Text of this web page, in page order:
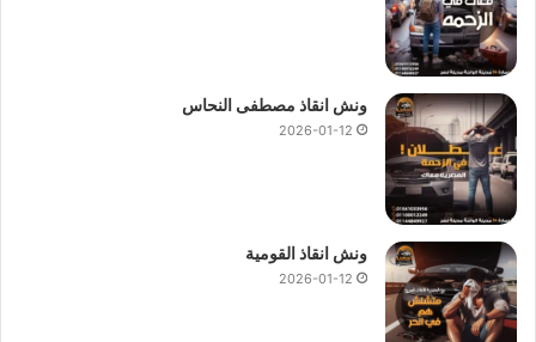
ونش انقاذ مصطفى النحاس
2026-01-12
ونش انقاذ القومية
2026-01-12